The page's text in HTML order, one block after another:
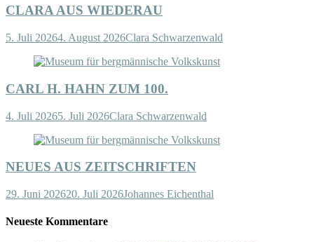
CLARA AUS WIEDERAU
5. Juli 20264. August 2026Clara Schwarzenwald
CARL H. HAHN ZUM 100.
4. Juli 20265. Juli 2026Clara Schwarzenwald
NEUES AUS ZEITSCHRIFTEN
29. Juni 202620. Juli 2026Johannes Eichenthal
Neueste Kommentare